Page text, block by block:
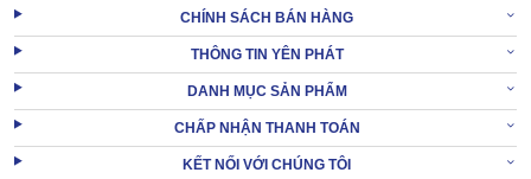
CHÍNH SÁCH BÁN HÀNG
THÔNG TIN YÊN PHÁT
DANH MỤC SẢN PHẨM
CHẤP NHẬN THANH TOÁN
KẾT NỐI VỚI CHÚNG TÔI